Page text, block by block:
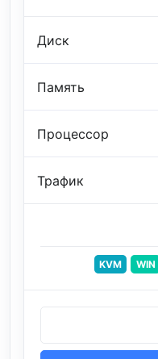
Диск
Память
Процессор
Трафик
KVM WIN